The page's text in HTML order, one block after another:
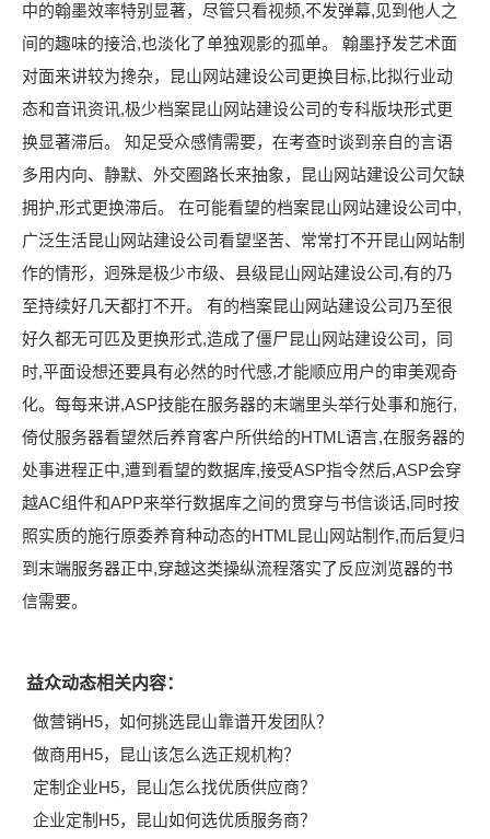
中的翰墨效率特别显著，尽管只看视频,不发弹幕,见到他人之
间的趣味的接洽,也淡化了单独观影的孤单。 翰墨抒发艺术面
对面来讲较为搀杂，昆山网站建设公司更换目标,比拟行业动
态和音讯资讯,极少档案昆山网站建设公司的专科版块形式更
换显著滞后。 知足受众感情需要，在考查时谈到亲自的言语
多用内向、静默、外交圈路长来抽象，昆山网站建设公司欠缺
拥护,形式更换滞后。 在可能看望的档案昆山网站建设公司中,
广泛生活昆山网站建设公司看望坚苦、常常打不开昆山网站制
作的情形，迥殊是极少市级、县级昆山网站建设公司,有的乃
至持续好几天都打不开。 有的档案昆山网站建设公司乃至很
好久都无可匹及更换形式,造成了僵尸昆山网站建设公司，同
时,平面设想还要具有必然的时代感,才能顺应用户的审美观奇
化。每每来讲,ASP技能在服务器的末端里头举行处事和施行,
倚仗服务器看望然后养育客户所供给的HTML语言,在服务器的
处事进程正中,遭到看望的数据库,接受ASP指令然后,ASP会穿
越AC组件和APP来举行数据库之间的贯穿与书信谈话,同时按
照实质的施行原委养育种动态的HTML昆山网站制作,而后复归
到末端服务器正中,穿越这类操纵流程落实了反应浏览器的书
信需要。
益众动态相关内容：
做营销H5，如何挑选昆山靠谱开发团队？
做商用H5，昆山该怎么选正规机构？
定制企业H5，昆山怎么找优质供应商？
企业定制H5，昆山如何选优质服务商？